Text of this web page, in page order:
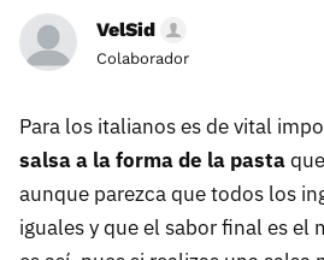
VelSid
Colaborador
Para los italianos es de vital
salsa a la forma de la pasta
aunque parezca que todos los
iguales y que el sabor final es el